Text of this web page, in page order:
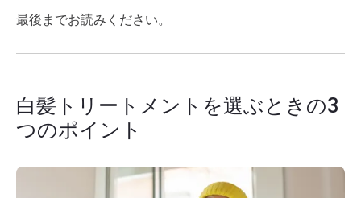
最後までお読みください。
白髪トリートメントを選ぶときの3
つのポイント